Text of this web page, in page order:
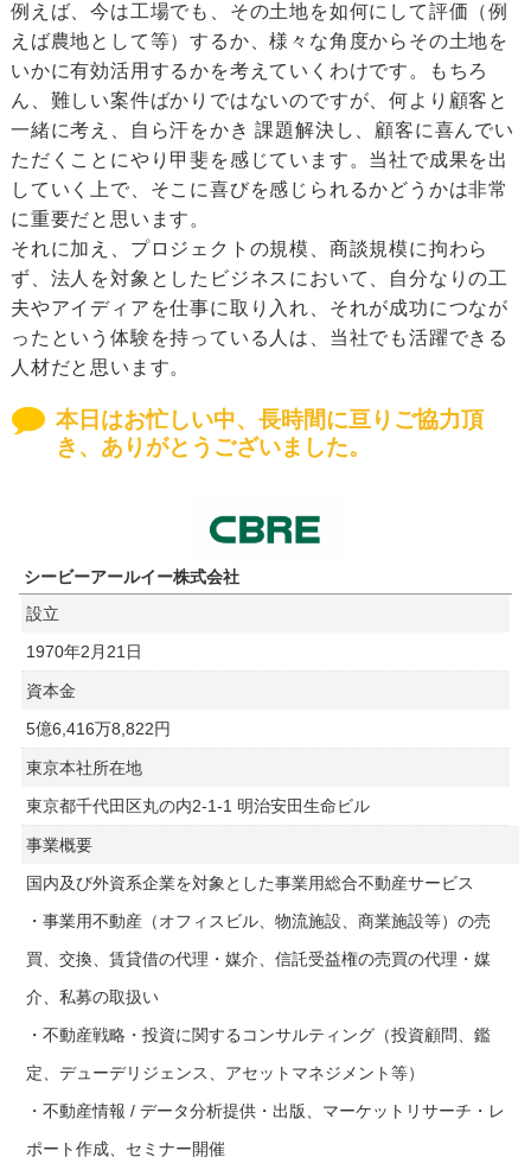
例えば、今は工場でも、その土地を如何にして評価（例
えば農地として等）するか、様々な角度からその土地を
いかに有効活用するかを考えていくわけです。もちろ
ん、難しい案件ばかりではないのですが、何より顧客と
一緒に考え、自ら汗をかき 課題解決し、顧客に喜んでい
ただくことにやり甲斐を感じています。当社で成果を出
していく上で、そこに喜びを感じられるかどうかは非常
に重要だと思います。
それに加え、プロジェクトの規模、商談規模に拘わら
ず、法人を対象としたビジネスにおいて、自分なりの工
夫やアイディアを仕事に取り入れ、それが成功につなが
ったという体験を持っている人は、当社でも活躍できる
人材だと思います。
本日はお忙しい中、長時間に亘りご協力頂
き、ありがとうございました。
シービーアールイー株式会社
設立
1970年2月21日
資本金
5億6,416万8,822円​
東京本社所在地
東京都千代田区丸の内2-1-1 明治安田生命ビル
事業概要
国内及び外資系企業を対象とした事業用総合不動産サービス
・事業用不動産（オフィスビル、物流施設、商業施設等）の売
買、交換、賃貸借の代理・媒介、信託受益権の売買の代理・媒
介、私募の取扱い
・不動産戦略・投資に関するコンサルティング（投資顧問、鑑
定、デューデリジェンス、アセットマネジメント等）
・不動産情報 / データ分析提供・出版、マーケットリサーチ・レ
ポート作成、セミナー開催